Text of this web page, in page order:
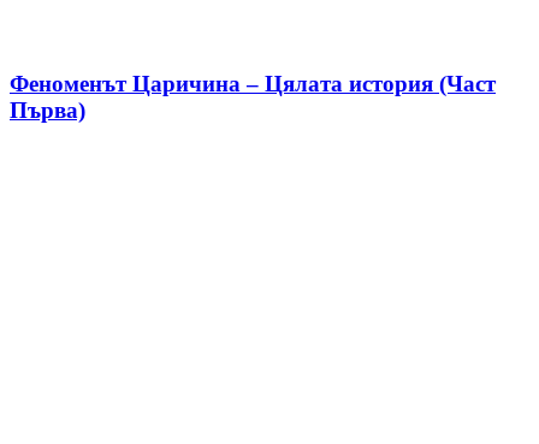
Феноменът Царичина – Цялата история (Част
Първа)